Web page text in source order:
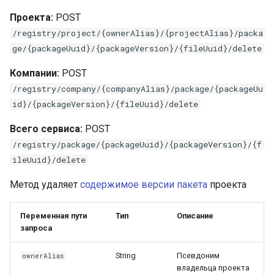
Проекта: POST
/registry/project/{ownerAlias}/{projectAlias}/packa
ge/{packageUuid}/{packageVersion}/{fileUuid}/delete
Компании: POST
/registry/company/{companyAlias}/package/{packageUu
id}/{packageVersion}/{fileUuid}/delete
Всего сервиса: POST
/registry/package/{packageUuid}/{packageVersion}/{f
ileUuid}/delete
Метод удаляет содержимое версии пакета проекта
Переменная пути
запроса
Тип Описание
ownerAlias String
Псевдоним
владельца проекта